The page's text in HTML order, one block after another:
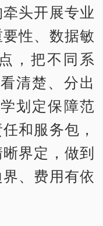
头开展专业
性、数据敏
，把不同系
清楚、分出
划定保障范
和服务包，
界定，做到
、费用有依